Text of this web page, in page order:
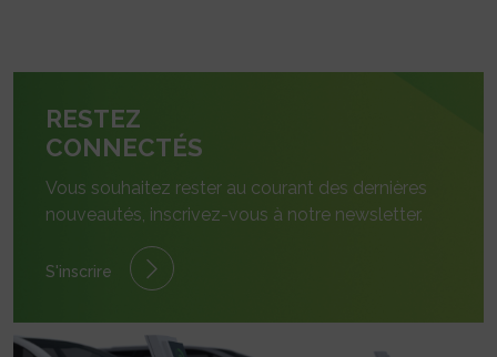
RESTEZ
CONNECTÉS
Vous souhaitez rester au courant des dernières
nouveautés, inscrivez-vous à notre newsletter.
S'inscrire